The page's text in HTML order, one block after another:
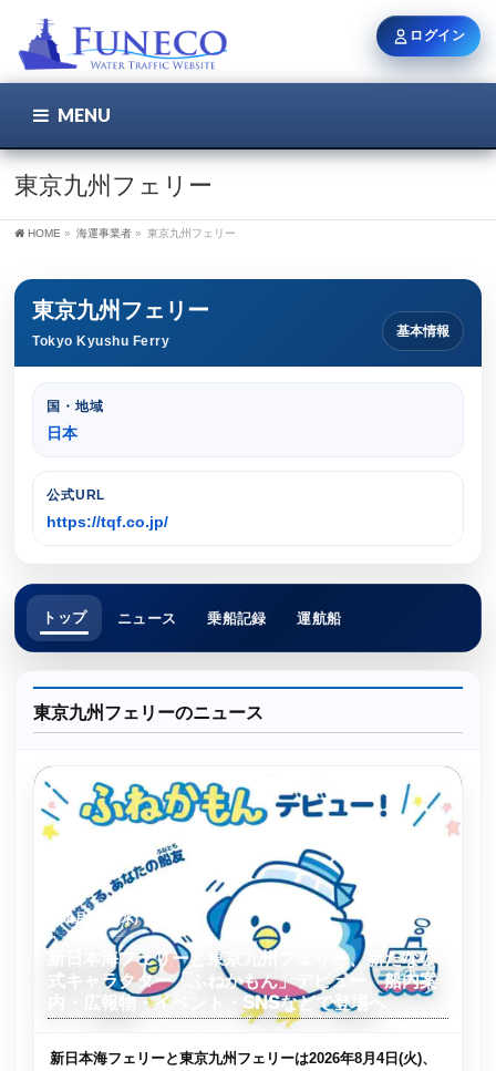
MENU
東京九州フェリー
HOME » 海運事業者 » 東京九州フェリー
東京九州フェリー
Tokyo Kyushu Ferry
基本情報
国・地域
日本
公式URL
https://tqf.co.jp/
トップ ニュース 乗船記録 運航船
東京九州フェリーのニュース
08月05日(水)
新日本海フェリーと東京九州フェリー、新たな公
式キャラクター「ふねかもん」デビュー 船内案
内・広報物・イベント・SNSなどで登場へ
新日本海フェリーと東京九州フェリーは2026年8月4日(火)、
ログイン
ユーザー名 / メール
ログイン状態を保持